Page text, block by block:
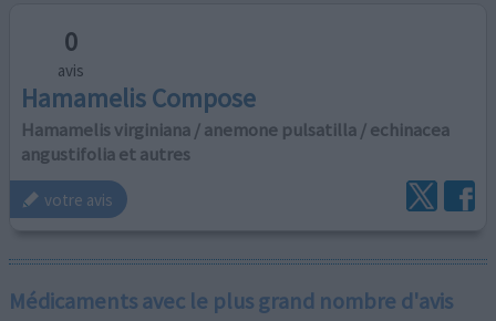
0
avis
Hamamelis Compose
Hamamelis virginiana / anemone pulsatilla / echinacea
angustifolia et autres
votre avis
Médicaments avec le plus grand nombre d'avis